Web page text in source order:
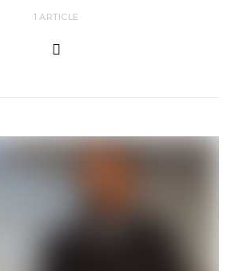
1 ARTICLE